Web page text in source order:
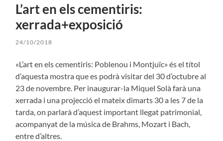
L’art en els cementiris:
xerrada+exposició
24/10/2018
«L’art en els cementiris: Poblenou i Montjuïc» és el títol
d’aquesta mostra que es podrà visitar del 30 d’octubre al
23 de novembre. Per inaugurar-la Miquel Solà farà una
xerrada i una projecció el mateix dimarts 30 a les 7 de la
tarda, on parlarà d’aquest important llegat patrimonial,
acompanyat de la música de Brahms, Mozart i Bach,
entre d’altres.